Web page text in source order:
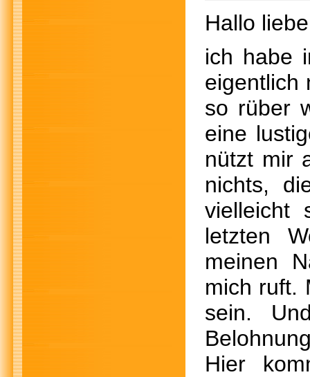
Hallo
ich habe
eigentlich
so rüber
eine
nützt mir
nichts,
vielleicht
letzten
meinen
mich ruft.
sein.
Hier